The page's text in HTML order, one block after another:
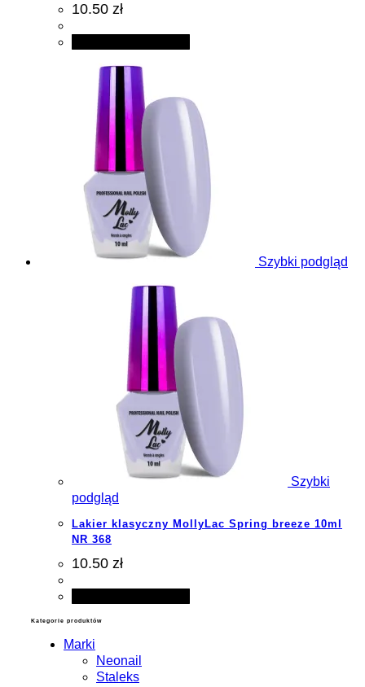
10.50 zł
Szybki podgląd
Szybki
podgląd
Lakier klasyczny MollyLac Spring breeze 10ml
NR 368
10.50 zł
Kategorie produktów
Marki
Neonail
Staleks